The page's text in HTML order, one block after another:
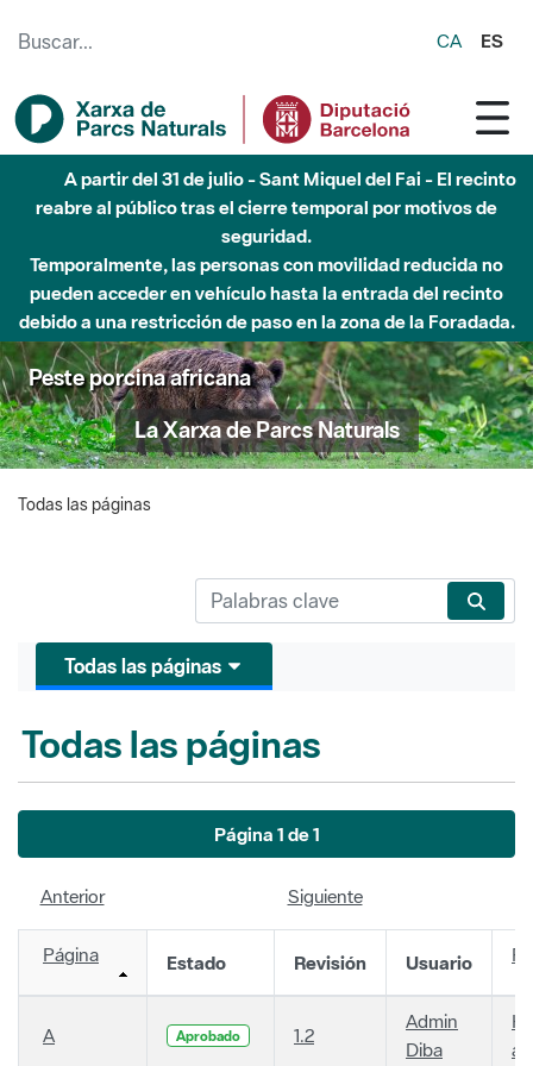
CA ES
A partir del 31 de julio - Sant Miquel del Fai - El recinto
reabre al público tras el cierre temporal por motivos de
seguridad.
Temporalmente, las personas con movilidad reducida no
pueden acceder en vehículo hasta la entrada del recinto
debido a una restricción de paso en la zona de la Foradada.
Peste porcina africana
La Xarxa de Parcs Naturals
Todas las páginas
Todas las páginas
Todas las páginas
Página 1 de 1
Anterior Siguiente
Página Estado Revisión Usuario
A Aprobado 1.2
Admin
Diba